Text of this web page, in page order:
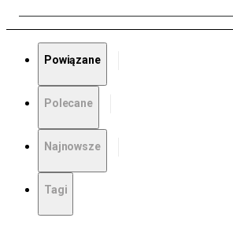
Powiązane
Polecane
Najnowsze
Tagi